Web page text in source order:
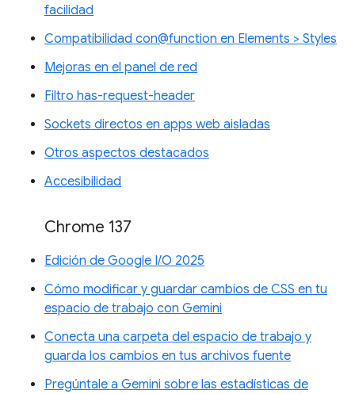
facilidad
Compatibilidad con@function en Elements > Styles
Mejoras en el panel de red
Filtro has-request-header
Sockets directos en apps web aisladas
Otros aspectos destacados
Accesibilidad
Chrome 137
Edición de Google I/O 2025
Cómo modificar y guardar cambios de CSS en tu
espacio de trabajo con Gemini
Conecta una carpeta del espacio de trabajo y
guarda los cambios en tus archivos fuente
Pregúntale a Gemini sobre las estadísticas de